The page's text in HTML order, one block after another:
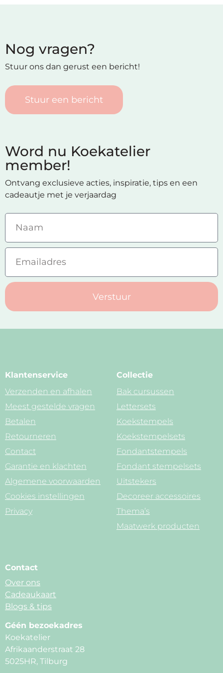
Nog vragen?
Stuur ons dan gerust een bericht!
Stuur een bericht
Word nu Koekatelier
member!
Ontvang exclusieve acties, inspiratie, tips en een
cadeautje met je verjaardag
Verstuur
Klantenservice
Verzenden en afhalen
Meest gestelde vragen
Betalen
Retourneren
Contact
Garantie en klachten
Algemene voorwaarden
Cookies instellingen
Privacy
Collectie
Bak cursussen
Lettersets
Koekstempels
Koekstempelsets
Fondantstempels
Fondant stempelsets
Uitstekers
Decoreer accessoires
Thema’s
Maatwerk producten
Contact
Over ons
Cadeaukaart
Blogs & tips
Géén bezoekadres
Koekatelier
Afrikaanderstraat 28
5025HR, Tilburg